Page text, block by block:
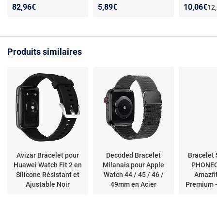
Bracelet sport résistant
82,96€
verre trempé -
5,89€ Nouveau
10,06€
Produits similaires
Avizar Bracelet pour
Huawei Watch Fit 2 en
Silicone Résistant et
Ajustable Noir
Decoded Bracelet
Milanais pour Apple
Watch 44 / 45 / 46 /
49mm en Acier
Bracelet
Premium